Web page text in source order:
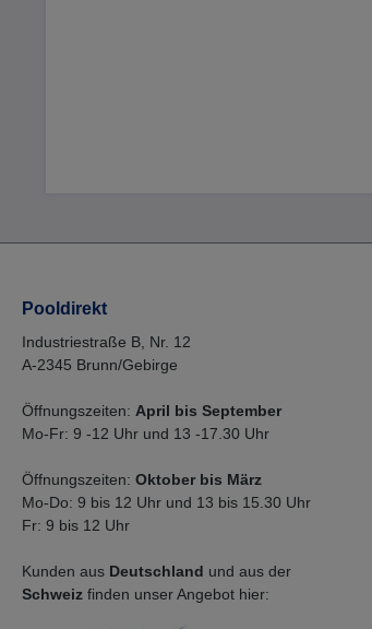
Pooldirekt
Industriestraße B, Nr. 12
A-2345 Brunn/Gebirge
Öffnungszeiten: April bis September
Mo-Fr: 9 -12 Uhr und 13 -17.30 Uhr
Öffnungszeiten: Oktober bis März
Mo-Do: 9 bis 12 Uhr und 13 bis 15.30 Uhr
Fr: 9 bis 12 Uhr
Kunden aus Deutschland und aus der
Schweiz finden unser Angebot hier: